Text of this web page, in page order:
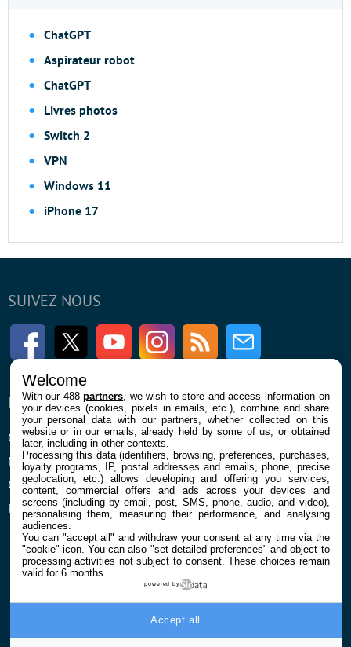
ChatGPT
Aspirateur robot
ChatGPT
Livres photos
Switch 2
VPN
Windows 11
iPhone 17
SUIVEZ-NOUS
FacebookTwitter Youtube InstagramRSS Newsletter
ENTREPRISE
Qui sommes nous
Mentions légales et CGU
Confidentialité et Cookies
Préférences cookies
À PROPOS
La rédaction
Contact
Welcome
With our 488partners , we wish to store and access information on
your devices (cookies, pixels in emails, etc.), combine and share
your personal data with our partners, whether collected on this
website or in our emails, already held by some of us, or obtained
later, including in other contexts.
Processing this data (identifiers, browsing, preferences, purchases,
loyalty programs, IP, postal addresses and emails, phone, precise
geolocation, etc.) allows developing and offering you services,
content, commercial offers and ads across your devices and
screens (including by email, post, SMS, phone, audio, and video),
personalising them, measuring their performance, and analysing
audiences.
You can "accept all" and withdraw your consent at any time via the
"cookie" icon. You can also "set detailed preferences" and object to
processing activities not subject to consent. These choices remain
valid for 6 months.
powered by
Accept all